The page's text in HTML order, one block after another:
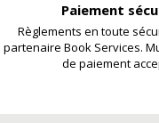
Paiement
Règlements en toute
partenaire Book Services.
de paiement